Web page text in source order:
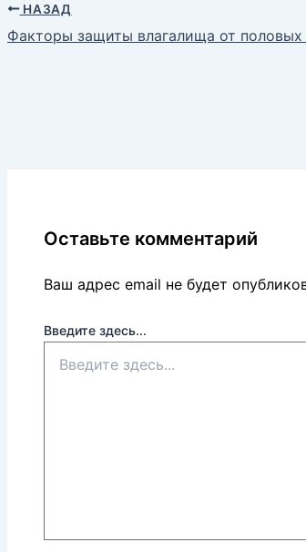
НАЗАД
Факторы защиты влагалища от
Оставьте комментарий
Ваш адрес email не будет
Введите здесь...